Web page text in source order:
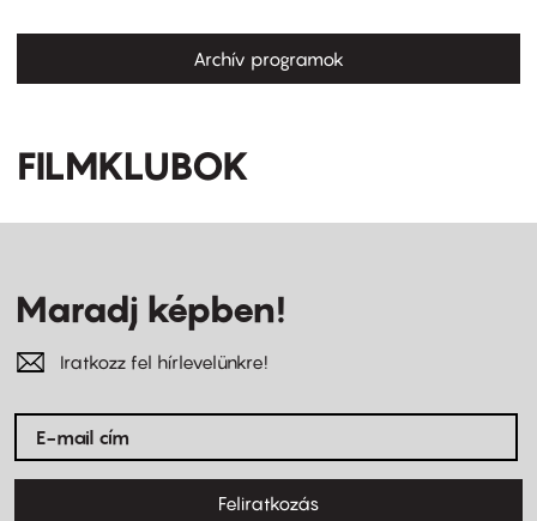
Archív programok
FILMKLUBOK
Maradj képben!
Iratkozz fel hírlevelünkre!
Feliratkozás